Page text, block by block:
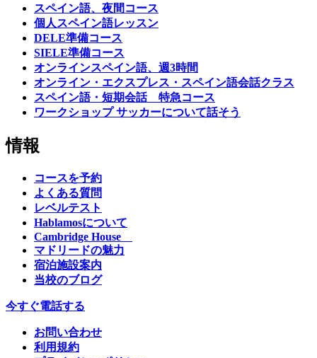
スペイン語、夜間コース
個人スペイン語レッスン
DELE準備コース
SIELE準備コース
オンラインスペイン語、週3時間
オンライン・エクスプレス・スペイン語会話クラス
スペイン語・短期会話 特急コース
ワークショップ サッカーについて話そう
情報
コースを予約
よくある質問
レベルテスト
Hablamosについて
Cambridge House
マドリードの魅力
宿泊施設案内
当校のブログ
今すぐ電話する
お問い合わせ
利用規約